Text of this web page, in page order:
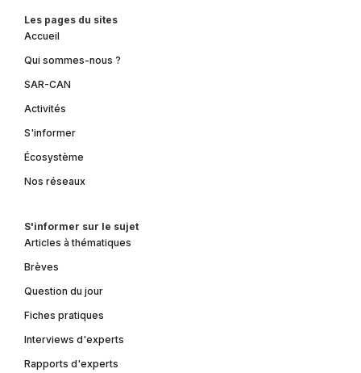
Les pages du sites
Accueil
Qui sommes-nous ?
SAR-CAN
Activités
S'informer
Écosystème
Nos réseaux
S'informer sur le sujet
Articles à thématiques
Brèves
Question du jour
Fiches pratiques
Interviews d'experts
Rapports d'experts